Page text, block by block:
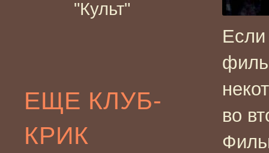
"Культ"
ЕЩЕ КЛУБ-
КРИК
Если
во